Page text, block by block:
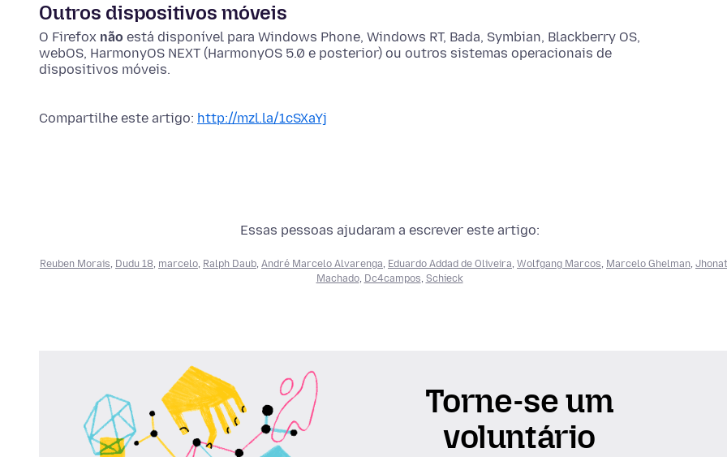
Outros dispositivos móveis
O Firefox não está disponível para Windows Phone, Windows RT, Bada, Symbian, Blackberry OS,
webOS, HarmonyOS NEXT (HarmonyOS 5.0 e posterior) ou outros sistemas operacionais de
dispositivos móveis.
Compartilhe este artigo: http://mzl.la/1cSXaYj
Essas pessoas ajudaram a escrever este artigo:
Reuben Morais, Dudu 18, marcelo, Ralph Daub, André Marcelo Alvarenga, Eduardo Addad de Oliveira, Wolfgang Marcos, Marcelo Ghelman,
Machado, Dc4campos, Schieck
Torne-se um
voluntário